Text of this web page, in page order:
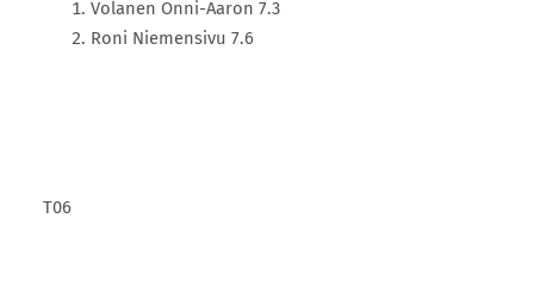
Volanen Onni-Aaron 7.3
Roni Niemensivu 7.6
T06